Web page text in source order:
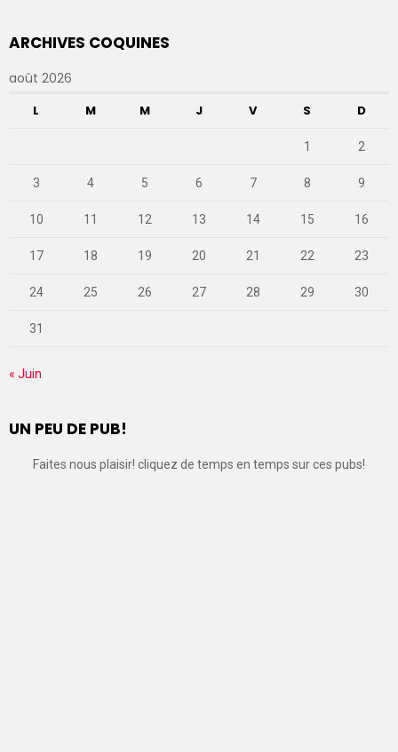
ARCHIVES COQUINES
août 2026
L M M J V S D
1 2
3 4 5 6 7 8 9
10 11 12 13 14 15 16
17 18 19 20 21 22 23
24 25 26 27 28 29 30
31
« Juin
UN PEU DE PUB!
Faites nous plaisir! cliquez de temps en temps sur ces pubs!